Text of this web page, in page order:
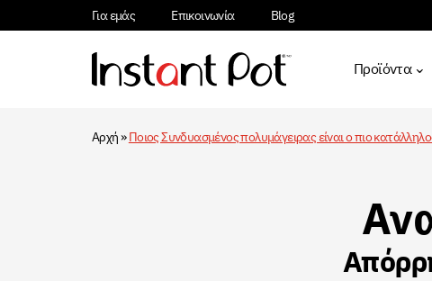
Για εμάς Επικοινωνία Blog
Προϊόντα
Αρχή»Ποιος Συνδυασμένος πολυμάγειρας είναι ο πιο